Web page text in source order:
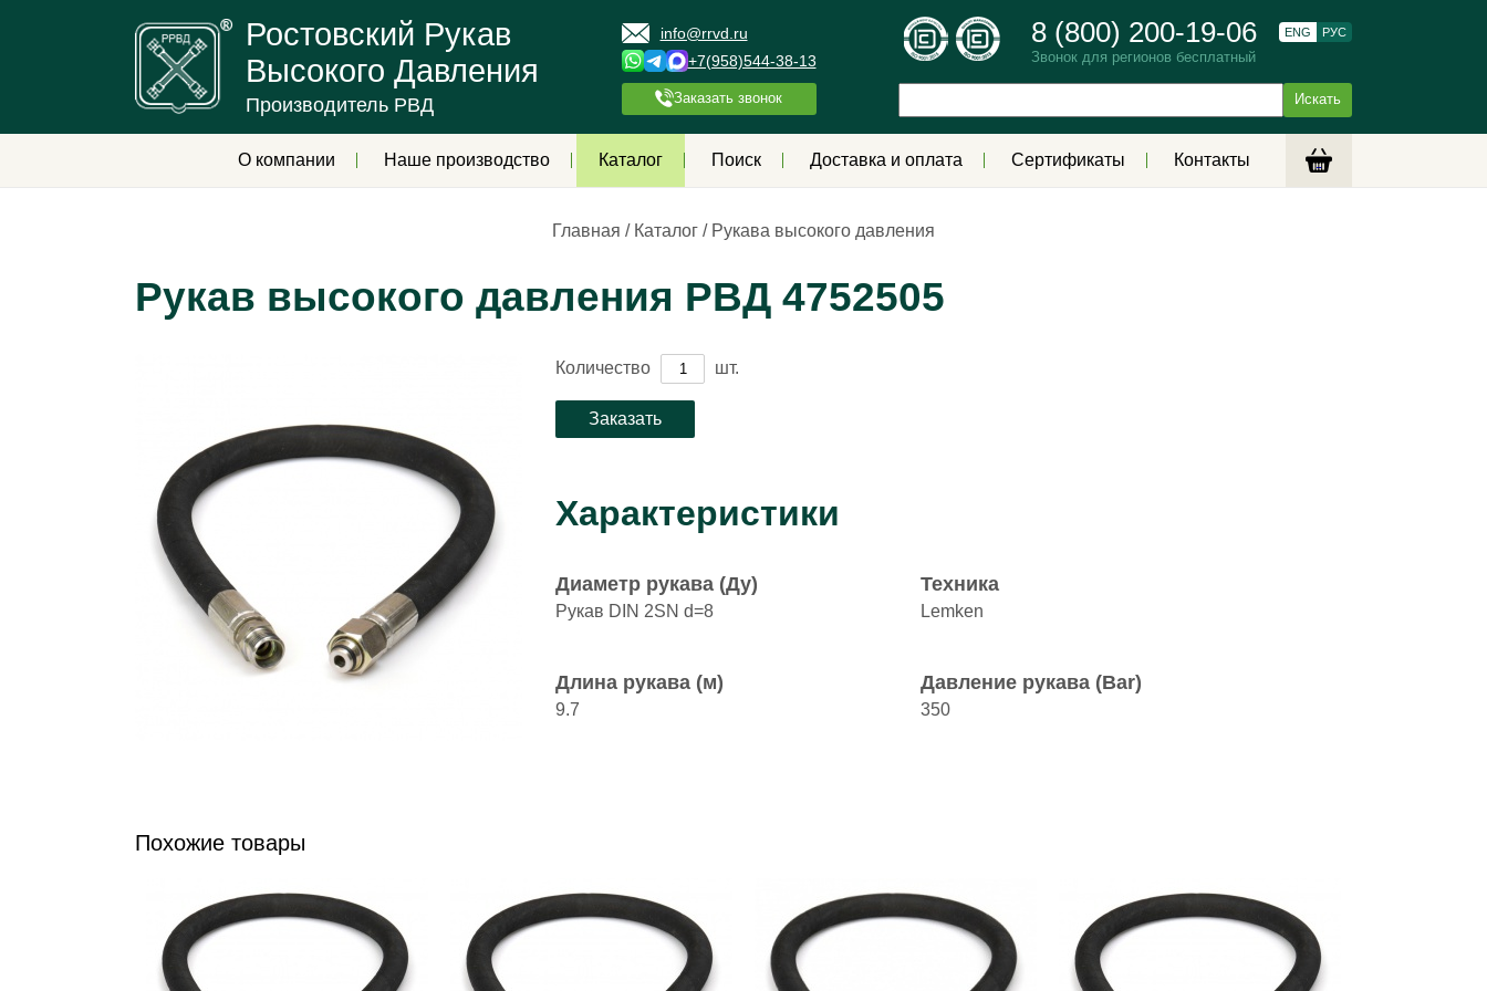
Ростовский Рукав
Высокого Давления
Производитель РВД
info@rrvd.ru
+7(958)544-38-13
Заказать звонок
8 (800) 200-19-06
Звонок для регионов бесплатный
ENG РУС
О компании Наше производство Каталог Поиск Доставка и оплата Сертификаты Контакты
Главная / Каталог / Рукава высокого давления
Рукав высокого давления РВД 4752505
Количество шт.
Характеристики
Диаметр рукава (Ду)
Рукав DIN 2SN d=8
Техника
Lemken
Длина рукава (м)
9.7
Давление рукава (Bar)
350
Похожие товары